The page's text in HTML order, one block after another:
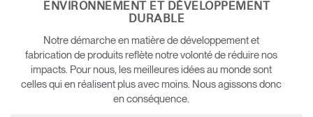
ENVIRONNEMENT ET DÉVELOPPEMENT
DURABLE
Notre démarche en matière de développement et
fabrication de produits reflète notre volonté de réduire nos
impacts. Pour nous, les meilleures idées au monde sont
celles qui en réalisent plus avec moins. Nous agissons donc
en conséquence.